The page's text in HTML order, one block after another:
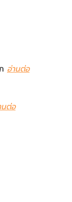
อ่านต่อ
นต่อ